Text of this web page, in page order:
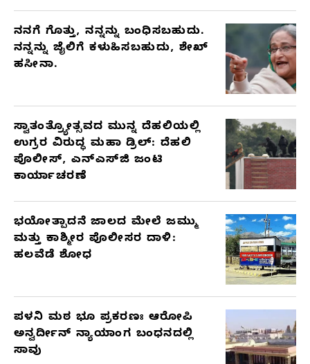
ನನಗೆ ಗೊತ್ತು, ನನ್ನನ್ನು ಬಂಧಿಸಬಹುದು.
ನನ್ನನ್ನು ಜೈಲಿಗೆ ಕಳುಹಿಸಬಹುದು, ಶೇಖ್
ಹಸೀನಾ.
ಸ್ವಾತಂತ್ರ್ಯೋತ್ಸವದ ಮುನ್ನ ದೆಹಲಿಯಲ್ಲಿ
ಉಗ್ರರ ವಿರುದ್ಧ ಮಹಾ ಡ್ರಿಲ್: ದೆಹಲಿ
ಪೊಲೀಸ್, ಎನ್‌ಎಸ್‌ಜಿ ಜಂಟಿ
ಕಾರ್ಯಾಚರಣೆ
ಭಯೋತ್ಪಾದನೆ ಜಾಲದ ಮೇಲೆ ಜಮ್ಮು
ಮತ್ತು ಕಾಶ್ಮೀರ ಪೊಲೀಸರ ದಾಳಿ:
ಹಲವೆಡೆ ಶೋಧ
ಪಳನಿ ಮಠ ಭೂ ಪ್ರಕರಣಃ ಆರೋಪಿ
ಅನ್ವರ್ದೀನ್ ನ್ಯಾಯಾಂಗ ಬಂಧನದಲ್ಲಿ
ಸಾವು